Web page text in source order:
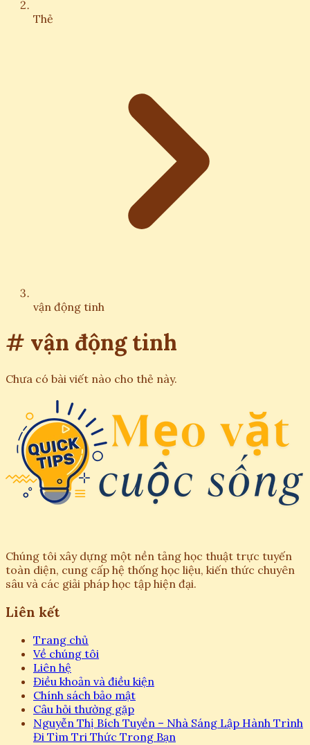
Thẻ
vận động tinh
# vận động tinh
Chưa có bài viết nào cho thẻ này.
Chúng tôi xây dựng một nền tảng học thuật trực tuyến
toàn diện, cung cấp hệ thống học liệu, kiến thức chuyên
sâu và các giải pháp học tập hiện đại.
Liên kết
Trang chủ
Về chúng tôi
Liên hệ
Điều khoản và điều kiện
Chính sách bảo mật
Câu hỏi thường gặp
Nguyễn Thị Bích Tuyền – Nhà Sáng Lập Hành Trình
Đi Tìm Tri Thức Trong Bạn